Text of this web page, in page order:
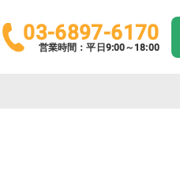
03-6897-6170
営業時間：平日9:00～18:00